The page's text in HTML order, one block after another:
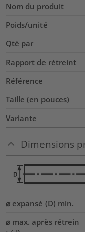
Nom du produit
Poids/unité
Qté par
Rapport de rétreint
Référence
Taille (en pouces)
Variante
Dimensions
⌀ expansé (D) min.
⌀ max. après rétrein